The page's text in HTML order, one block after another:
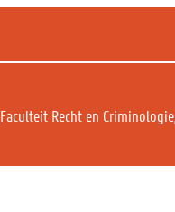
Recht en Criminologie,